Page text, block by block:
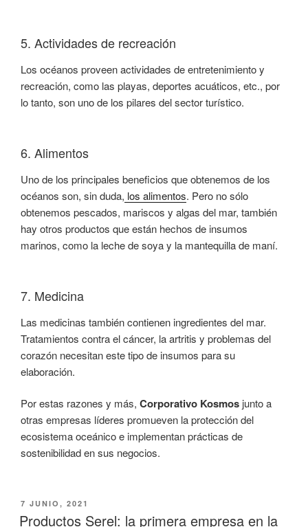
5. Actividades de recreación
Los océanos proveen actividades de entretenimiento y
recreación, como las playas, deportes acuáticos, etc., por
lo tanto, son uno de los pilares del sector turístico.
6. Alimentos
Uno de los principales beneficios que obtenemos de los
océanos son, sin duda, los alimentos. Pero no sólo
obtenemos pescados, mariscos y algas del mar, también
hay otros productos que están hechos de insumos
marinos, como la leche de soya y la mantequilla de maní.
7. Medicina
Las medicinas también contienen ingredientes del mar.
Tratamientos contra el cáncer, la artritis y problemas del
corazón necesitan este tipo de insumos para su
elaboración.
Por estas razones y más, Corporativo Kosmos junto a
otras empresas líderes promueven la protección del
ecosistema oceánico e implementan prácticas de
sostenibilidad en sus negocios.
PUBLICADO
EL
7 JUNIO, 2021
Productos Serel: la primera empresa en la